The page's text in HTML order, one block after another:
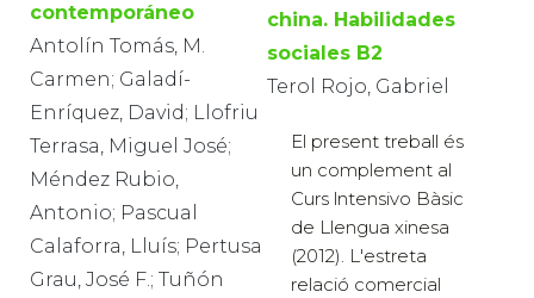
contemporáneo
Antolín Tomás, M.
Carmen; Galadí-
Enríquez, David; Llofriu
Terrasa, Miguel José;
Méndez Rubio,
Antonio; Pascual
Calaforra, Lluís; Pertusa
Grau, José F.; Tuñón
china. Habilidades
sociales B2
Terol Rojo, Gabriel
El present treball és
un complement al
Curs lntensivo Bàsic
de Llengua xinesa
(2012). L'estreta
relació comercial